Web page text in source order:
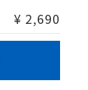
¥ 2,690